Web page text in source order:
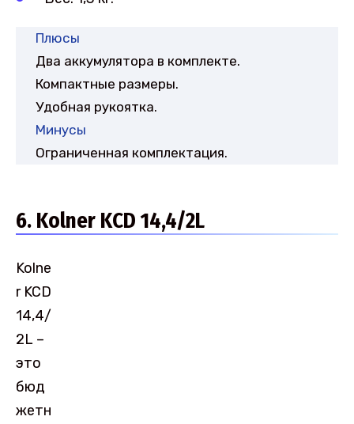
Плюсы
Два аккумулятора в комплекте.
Компактные размеры.
Удобная рукоятка.
Минусы
Ограниченная комплектация.
6. Kolner KCD 14,4/2L
Kolne
r KCD
14,4/
2L –
это
бюд
жетн